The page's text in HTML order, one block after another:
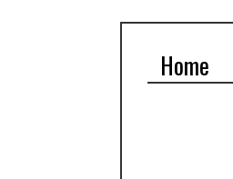
Home